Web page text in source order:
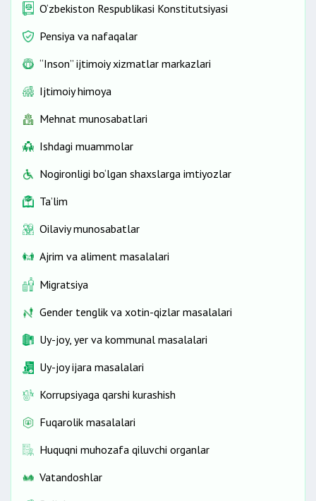
O‘zbekiston Respublikasi Konstitutsiyasi
Pensiya va nafaqalar
“Inson” ijtimoiy xizmatlar markazlari
Ijtimoiy himoya
Mehnat munosabatlari
Ishdagi muammolar
Nogironligi bo‘lgan shaxslarga imtiyozlar
Ta’lim
Oilaviy munosabatlar
Ajrim va aliment masalalari
Migratsiya
Gender tenglik va xotin-qizlar masalalari
Uy-joy, yer va kommunal masalalari
Uy-joy ijara masalalari
Korrupsiyaga qarshi kurashish
Fuqarolik masalalari
Huquqni muhozafa qiluvchi organlar
Vatandoshlar